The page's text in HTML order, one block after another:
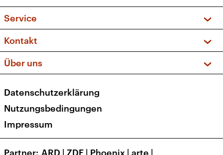
Sendungen und Podcasts
Musikliste
Kakadu – Das Kinderprogramm
Frequenzen (UKW + DAB+)
Service
FAQ
Apps
Newsletter
Veranstaltungen
Kontakt
Social Media
Über uns
Presse
Karriere
Transparenz
Datenschutzerklärung
Nutzungsbedingungen
Impressum
Partner ARD | ZDF | Phoenix | arte |